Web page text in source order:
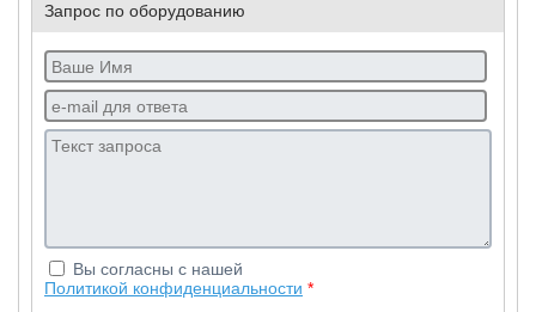
Запрос по оборудованию
Вы согласны с нашей
Политикой конфиденциальности *